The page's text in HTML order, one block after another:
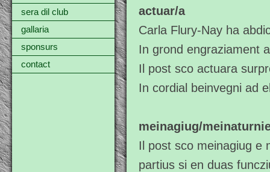
sera dil club
gallaria
sponsurs
contact
actuar/a
Carla Flury-Nay ha
In grond engraziament
Il post sco actuara
In cordial beinvegni ad
meinagiug/
Il post sco meinagiug e
partius si en duas